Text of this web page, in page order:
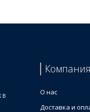
Electrolux 4055748943
В
Компания
О нас
Доставка и